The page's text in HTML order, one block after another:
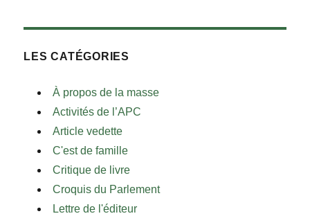
LES CATÉGORIES
À propos de la masse
Activités de l’APC
Article vedette
C'est de famille
Critique de livre
Croquis du Parlement
Lettre de l'éditeur